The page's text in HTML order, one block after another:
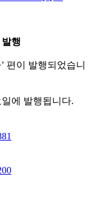
행
편이 발행되었습니
에 발행됩니다.